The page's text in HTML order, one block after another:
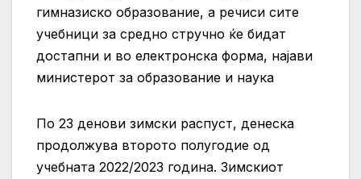
гимназиско образование, а речиси сите
учебници за средно стручно ќе бидат
достапни и во електронска форма, најави
министерот за образование и наука
По 23 денови зимски распуст, денеска
продолжува второто полугодие од
учебната 2022/2023 година. Зимскиот